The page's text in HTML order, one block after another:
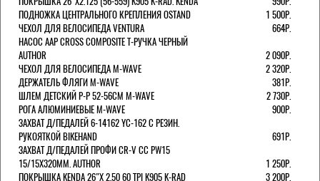
ПОДНОЖКА ЦЕНТРАЛЬНОГО КРЕПЛЕНИЯ OSTAND
1 500Р.
ЧЕХОЛ ДЛЯ ВЕЛОСИПЕДА VENTURA
664Р.
НАСОС AAP CROSS COMPOSITE Т-РУЧКА ЧЕРНЫЙ
AUTHOR
2 090Р.
ЧЕХОЛ ДЛЯ ВЕЛОСИПЕДА M-WAVE
2 320Р.
ДЕРЖАТЕЛЬ ФЛЯГИ M-WAVE
381Р.
ШЛЕМ ДЕТСКИЙ Р-Р 52-56СМ M-WAVE
2 730Р.
РОГА АЛЮМИНИЕВЫЕ M-WAVE
900Р.
ЗАХВАТ Д/ПЕДАЛЕЙ 6-14162 YC-162 С РЕЗИН.
РУКОЯТКОЙ BIKEHAND
691Р.
ЗАХВАТ Д/ПЕДАЛЕЙ ПРОФИ CR-V CC PW15
15/15X320ММ. AUTHOR
1 250Р.
ПОКРЫШКА KENDA 26"Х 2,50 60 TPI K905 K-RAD
3 200Р.